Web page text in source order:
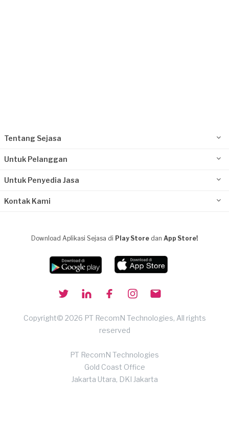
Tentang Sejasa
Untuk Pelanggan
Untuk Penyedia Jasa
Kontak Kami
Download Aplikasi Sejasa di Play Store dan App Store!
Copyright© 2026 PT RecomN Technologies, All rights
reserved
PT RecomN Technologies
Gold Coast Office
Jakarta Utara, DKI Jakarta